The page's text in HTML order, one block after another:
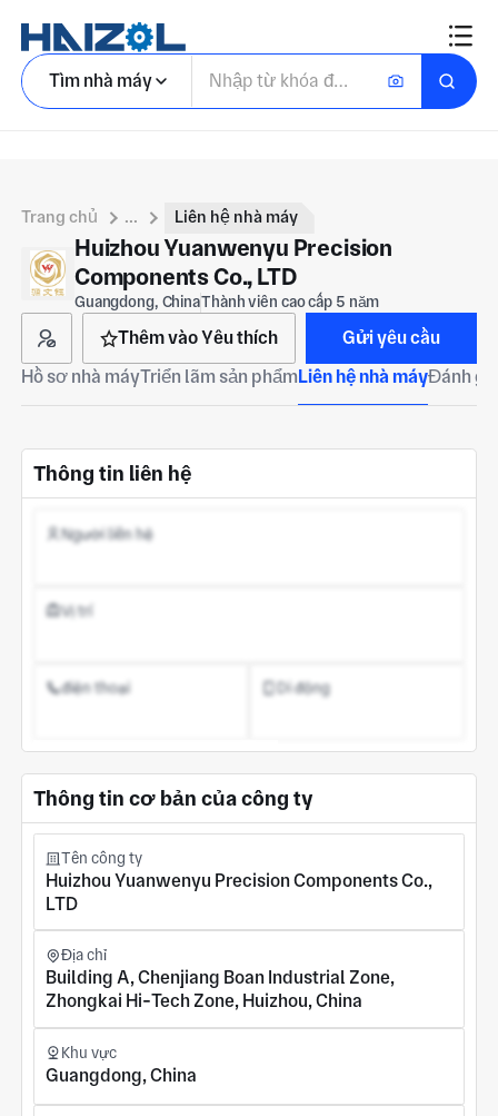
Tìm nhà máy
Trang chủ ... Liên hệ nhà máy
Huizhou Yuanwenyu Precision
Components Co., LTD
Guangdong, ChinaThành viên cao cấp 5 năm
Thêm vào Yêu thích
Gửi yêu cầu
Hồ sơ nhà máyTriển lãm sản phẩmLiên hệ nhà máyĐánh
Thông tin liên hệ
Người liên hệ
Vị trí
điện thoại Di động
Đăng ký tài khoản
Thông tin cơ bản của công ty
Tên công ty
Huizhou Yuanwenyu Precision Components Co.,
LTD
Địa chỉ
Building A, Chenjiang Boan Industrial Zone,
Zhongkai Hi-Tech Zone, Huizhou, China
Khu vực
Guangdong, China